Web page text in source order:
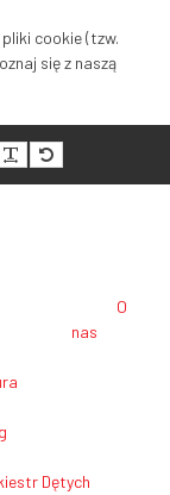
cookie (tzw.
się z naszą
Czytelność
tekstu
Domyślny
rozmiar
tekstu
O
nas
Dętych